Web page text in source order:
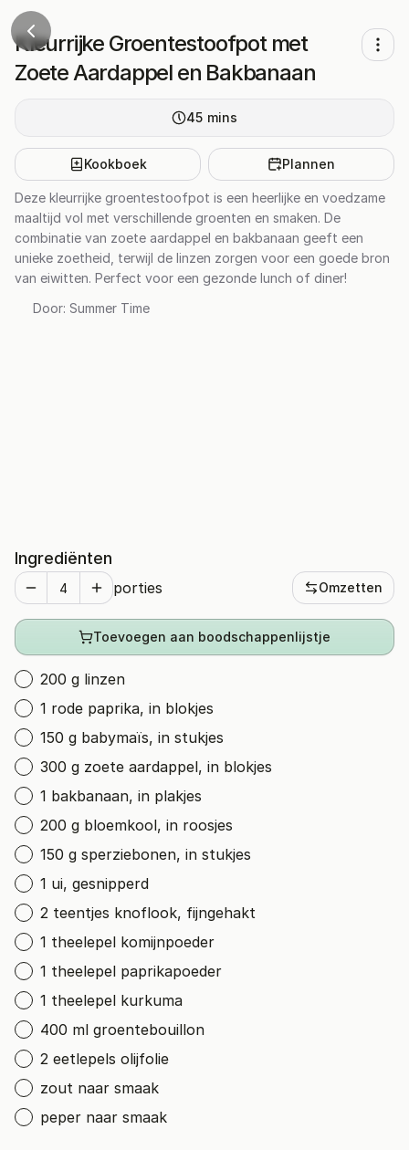
Kleurrijke Groentestoofpot met
Zoete Aardappel en Bakbanaan
45 mins
Kookboek Plannen
Deze kleurrijke groentestoofpot is een heerlijke en voedzame
maaltijd vol met verschillende groenten en smaken. De
combinatie van zoete aardappel en bakbanaan geeft een
unieke zoetheid, terwijl de linzen zorgen voor een goede bron
van eiwitten. Perfect voor een gezonde lunch of diner!
Door: Summer Time
Ingrediënten
porties Omzetten
Toevoegen aan boodschappenlijstje
200 g linzen
1 rode paprika, in blokjes
150 g babymaïs, in stukjes
300 g zoete aardappel, in blokjes
1 bakbanaan, in plakjes
200 g bloemkool, in roosjes
150 g sperziebonen, in stukjes
1 ui, gesnipperd
2 teentjes knoflook, fijngehakt
1 theelepel komijnpoeder
1 theelepel paprikapoeder
1 theelepel kurkuma
400 ml groentebouillon
2 eetlepels olijfolie
zout naar smaak
peper naar smaak